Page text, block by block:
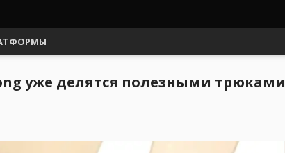
уже делятся полезными трюками